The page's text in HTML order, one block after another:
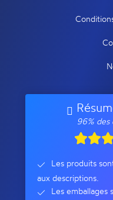
96% des
Les produits
aux descriptions.
Les emballages